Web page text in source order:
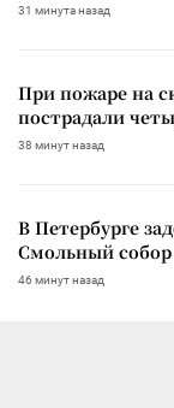
31 минута назад
При пожаре на
пострадали
38 минут назад
В Петербурге
Смольный собор
46 минут назад